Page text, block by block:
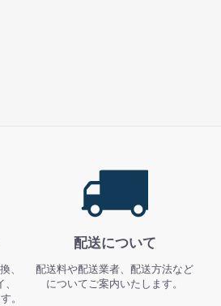
、
。
配送について
配送料や配送業者、配送方法など
についてご案内いたします。